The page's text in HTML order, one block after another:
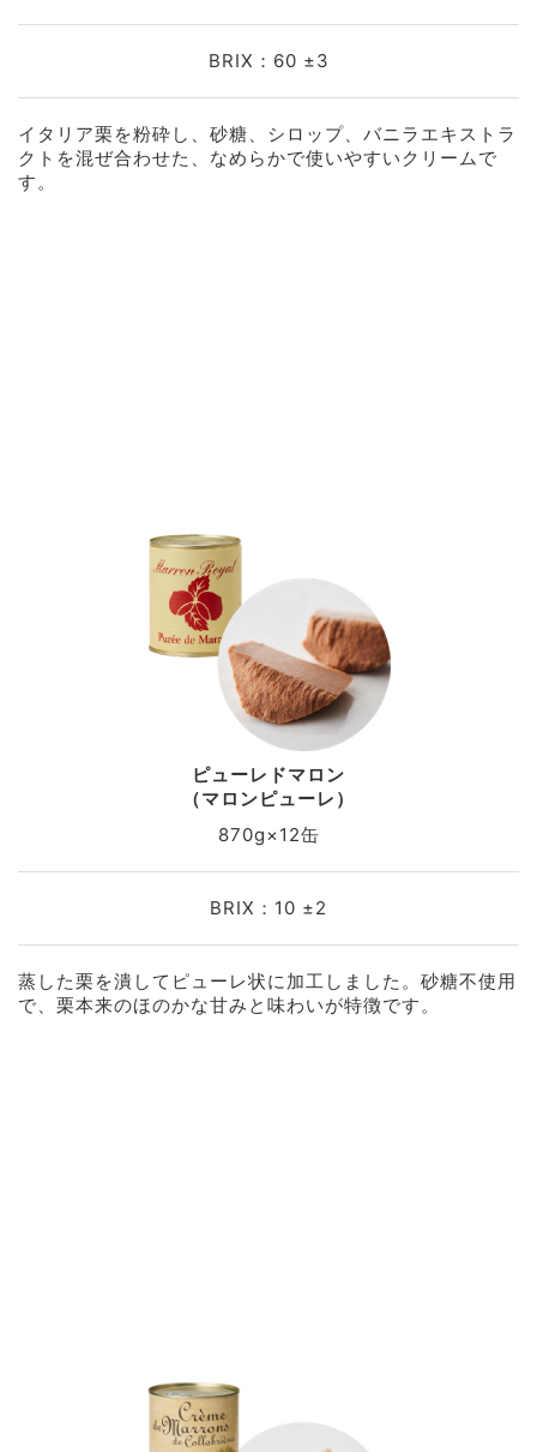
BRIX：60 ±3
イタリア栗を粉砕し、砂糖、シロップ、バニラエキストラ
クトを混ぜ合わせた、なめらかで使いやすいクリームで
す。
ピューレドマロン
（マロンピューレ）
870g×12缶
BRIX：10 ±2
蒸した栗を潰してピューレ状に加工しました。砂糖不使用
で、栗本来のほのかな甘みと味わいが特徴です。